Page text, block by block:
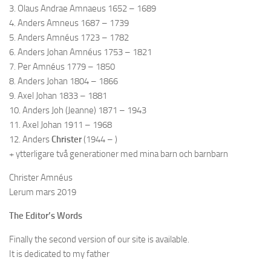
3. Olaus Andrae Amnaeus 1652 – 1689
4. Anders Amneus 1687 – 1739
5. Anders Amnéus 1723 – 1782
6. Anders Johan Amnéus 1753 – 1821
7. Per Amnéus 1779 – 1850
8. Anders Johan 1804 – 1866
9. Axel Johan 1833 – 1881
10. Anders Joh (Jeanne) 1871 – 1943
11. Axel Johan 1911 – 1968
12. AndersChrister(1944 – )
+ ytterligare två generationer med mina barn och barnbarn
Christer Amnéus
Lerum mars 2019
The Editor’s Words
Finally the second version of our site is available.
It is dedicated to my father